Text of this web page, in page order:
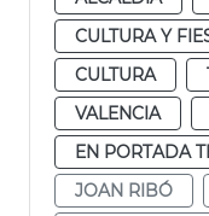
CULTURA Y
CULTURA
VALENCIA
EN PORTADA
JOAN RIBÓ